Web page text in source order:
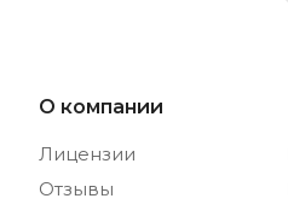
О компании
Лицензии
Отзывы